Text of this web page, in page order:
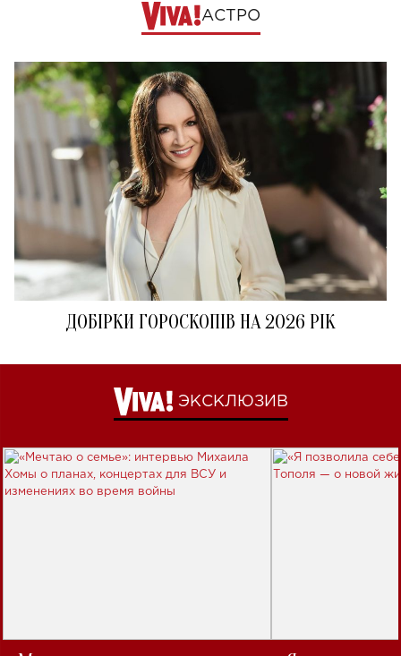
АСТРО
ДОБІРКИ ГОРОСКОПІВ НА 2026 РІК
ЭКСКЛЮЗИВ